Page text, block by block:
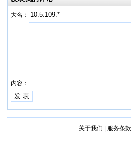
大名：
内容：
关于我们 服务条款